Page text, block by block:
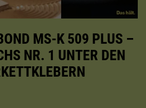
MS-K 509 PLUS –
NR. 1 UNTER DEN